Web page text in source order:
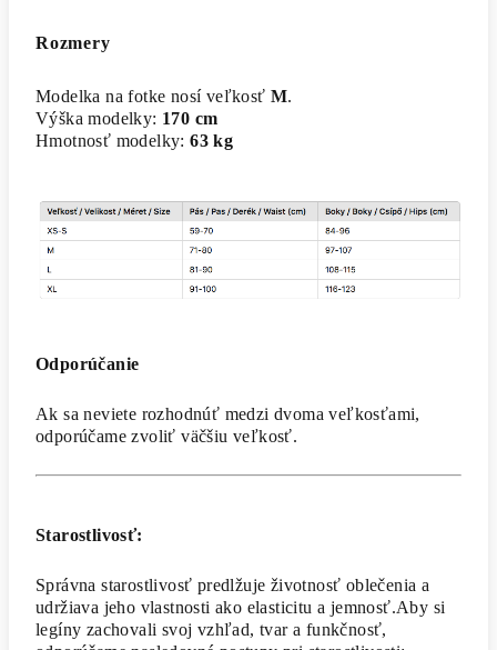
Rozmery
Modelka na fotke nosí veľkosť M.
Výška modelky: 170 cm
Hmotnosť modelky:63 kg
Odporúčanie
Ak sa neviete rozhodnúť medzi dvoma veľkosťami,
odporúčame zvoliť väčšiu veľkosť.
Starostlivosť:
Správna starostlivosť predlžuje životnosť oblečenia a
udržiava jeho vlastnosti ako elasticitu a jemnosť.Aby si
legíny zachovali svoj vzhľad, tvar a funkčnosť,